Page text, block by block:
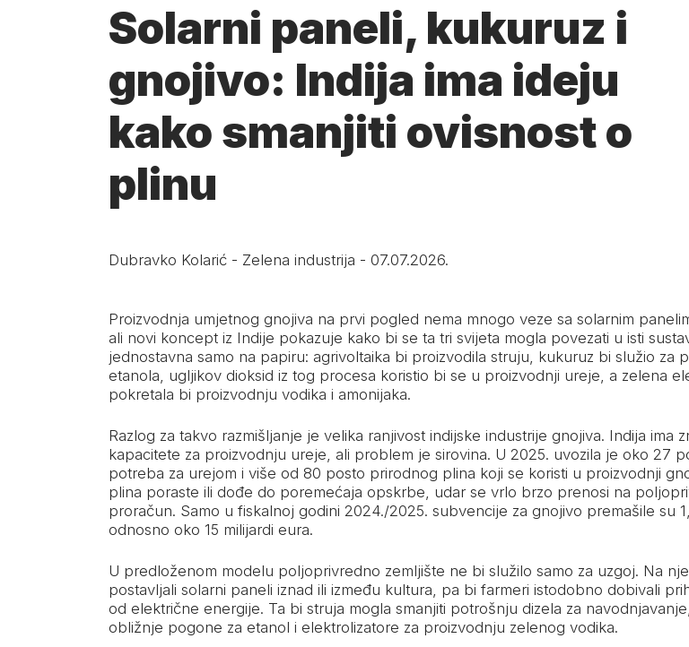
Solarni paneli, kukuruz i
gnojivo: Indija ima ideju
kako smanjiti ovisnost o
plinu
Dubravko Kolarić - Zelena industrija - 07.07.2026.
Proizvodnja umjetnog gnojiva na prvi pogled nema mnogo veze sa solarnim
ali novi koncept iz Indije pokazuje kako bi se ta tri svijeta mogla povezati u isti
jednostavna samo na papiru: agrivoltaika bi proizvodila struju, kukuruz bi služio za
etanola, ugljikov dioksid iz tog procesa koristio bi se u proizvodnji ureje, a zelena
pokretala bi proizvodnju vodika i amonijaka.
Razlog za takvo razmišljanje je velika ranjivost indijske industrije gnojiva. Indija ima
kapacitete za proizvodnju ureje, ali problem je sirovina. U 2025. uvozila je oko 27
potreba za urejom i više od 80 posto prirodnog plina koji se koristi u proizvodnji
plina poraste ili dođe do poremećaja opskrbe, udar se vrlo brzo prenosi na
proračun. Samo u fiskalnoj godini 2024./2025. subvencije za gnojivo premašile su
odnosno oko 15 milijardi eura.
U predloženom modelu poljoprivredno zemljište ne bi služilo samo za uzgoj. Na
postavljali solarni paneli iznad ili između kultura, pa bi farmeri istodobno dobivali
od električne energije. Ta bi struja mogla smanjiti potrošnju dizela za
obližnje pogone za etanol i elektrolizatore za proizvodnju zelenog vodika.